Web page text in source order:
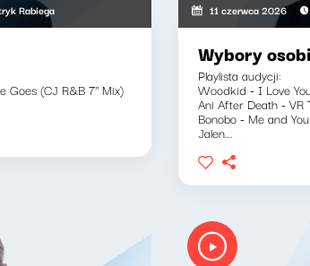
Rabiega
Goes (CJ R&B 7'' Mix)
11 czerwca 2026
Wybory
Playlista audycji:
Woodkid - I Love
Ani After Death - VR
Bonobo - Me and You
Jalen...